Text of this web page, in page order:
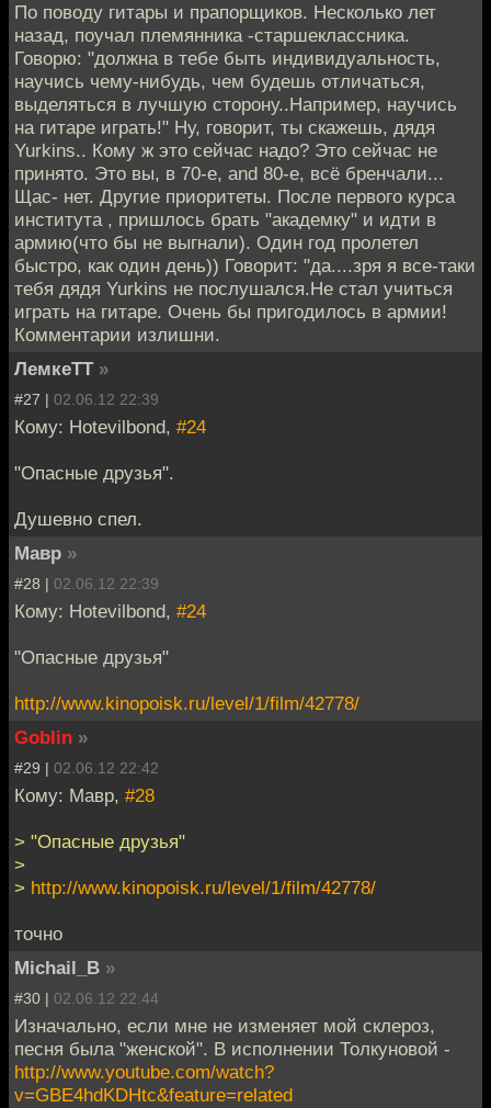
По поводу гитары и прапорщиков. Несколько лет
назад, поучал племянника -старшеклассника.
Говорю: "должна в тебе быть индивидуальность,
научись чему-нибудь, чем будешь отличаться,
выделяться в лучшую сторону..Например, научись
на гитаре играть!" Ну, говорит, ты скажешь, дядя
Yurkins.. Кому ж это сейчас надо? Это сейчас не
принято. Это вы, в 70-е, and 80-е, всё бренчали...
Щас- нет. Другие приоритеты. После первого курса
института , пришлось брать "академку" и идти в
армию(что бы не выгнали). Один год пролетел
быстро, как один день)) Говорит: "да....зря я все-таки
тебя дядя Yurkins не послушался.Не стал учиться
играть на гитаре. Очень бы пригодилось в армии!
Комментарии излишни.
ЛемкеТТ »
#27 | 02.06.12 22:39
Кому: Hotevilbond, #24
"Опасные друзья".
Душевно спел.
Мавр »
#28 | 02.06.12 22:39
Кому: Hotevilbond, #24
"Опасные друзья"
http://www.kinopoisk.ru/level/1/film/42778/
Goblin »
#29 | 02.06.12 22:42
Кому: Мавр, #28
> "Опасные друзья"
>
> http://www.kinopoisk.ru/level/1/film/42778/
точно
Michail_B »
#30 | 02.06.12 22:44
Изначально, если мне не изменяет мой склероз,
песня была "женской". В исполнении Толкуновой -
http://www.youtube.com/watch?
v=GBE4hdKDHtc&feature=related